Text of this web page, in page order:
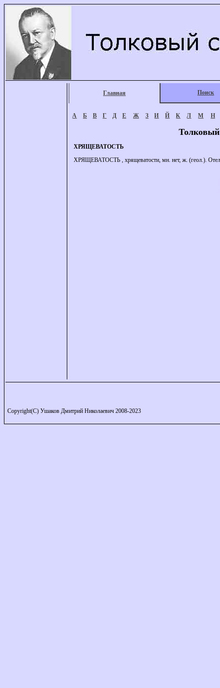
Главная Поиск
А Б В Г Д Е Ж З И Й К Л М Н
ХРЯЩЕВАТОСТЬ
ХРЯЩЕВАТОСТЬ , хрящеватости, мн. нет, ж. (геол.).
Copyright(C) Ушаков Дмитрий Николаевич 2008-2023